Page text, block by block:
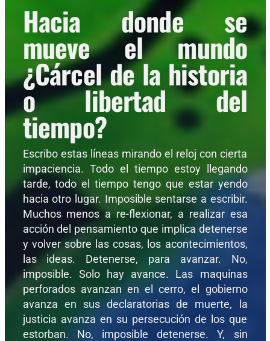
Hacia donde se
mueve el mundo
¿Cárcel de la historia
o libertad del
tiempo?
Escribo estas líneas mirando el reloj con cierta
impaciencia. Todo el tiempo estoy llegando
tarde, todo el tiempo tengo que estar yendo
hacia otro lugar. Imposible sentarse a escribir.
Muchos menos a re-flexionar, a realizar esa
acción del pensamiento que implica detenerse
y volver sobre las cosas, los acontecimientos,
las ideas. Detenerse, para avanzar. No,
imposible. Solo hay avance. Las maquinas
perforados avanzan en el cerro, el gobierno
avanza en sus declaratorias de muerte, la
justicia avanza en su persecución de los que
estorban. No, imposible detenerse. Y, sin